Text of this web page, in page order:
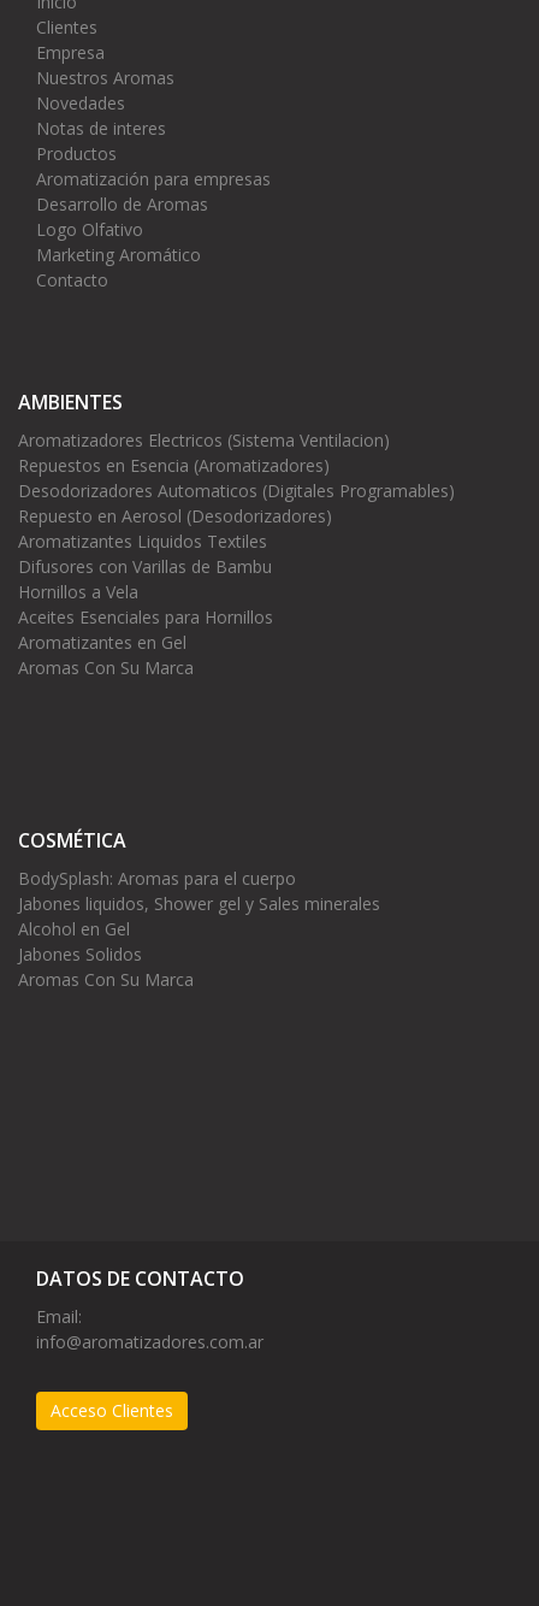
Clientes
Empresa
Nuestros Aromas
Novedades
Notas de interes
Productos
Aromatización para empresas
Desarrollo de Aromas
Logo Olfativo
Marketing Aromático
Contacto
AMBIENTES
Aromatizadores Electricos (Sistema Ventilacion)
Repuestos en Esencia (Aromatizadores)
Desodorizadores Automaticos (Digitales Programables)
Repuesto en Aerosol (Desodorizadores)
Aromatizantes Liquidos Textiles
Difusores con Varillas de Bambu
Hornillos a Vela
Aceites Esenciales para Hornillos
Aromatizantes en Gel
Aromas Con Su Marca
COSMÉTICA
BodySplash: Aromas para el cuerpo
Jabones liquidos, Shower gel y Sales minerales
Alcohol en Gel
Jabones Solidos
Aromas Con Su Marca
DATOS DE CONTACTO
Email:
info@aromatizadores.com.ar
Acceso Clientes